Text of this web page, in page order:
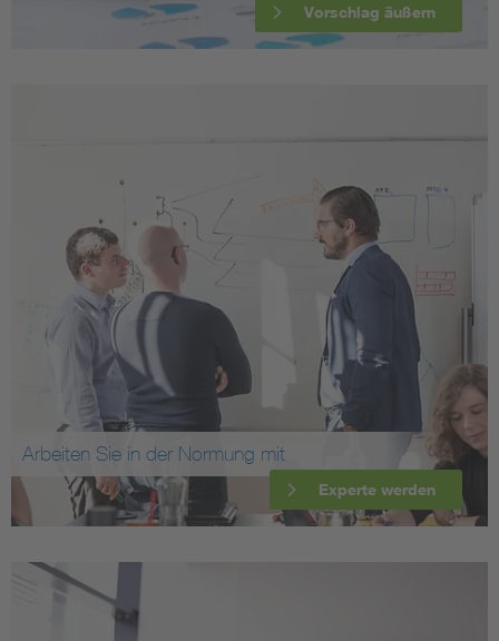
Vorschlag äußern
Arbeiten Sie in der Normung mit
Experte werden